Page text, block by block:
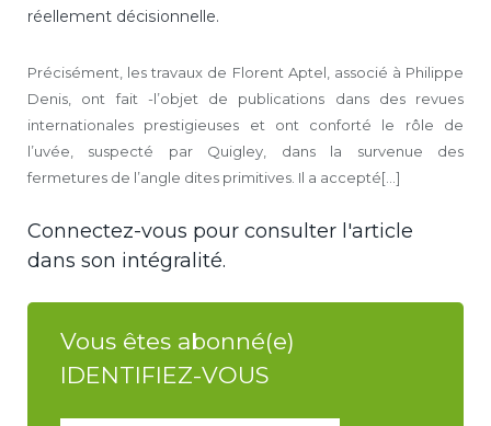
réellement décisionnelle.
Précisément, les travaux de Florent Aptel, associé à Philippe
Denis, ont fait -l’objet de publications dans des revues
internationales prestigieuses et ont conforté le rôle de
l’uvée, suspecté par Quigley, dans la survenue des
fermetures de l’angle dites primitives. Il a accepté[...]
Connectez-vous pour consulter l'article
dans son intégralité.
Vous êtes abonné(e)
IDENTIFIEZ-VOUS